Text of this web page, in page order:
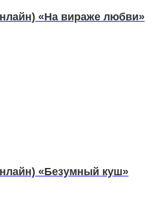
«На вираже любви»
«Безумный куш»